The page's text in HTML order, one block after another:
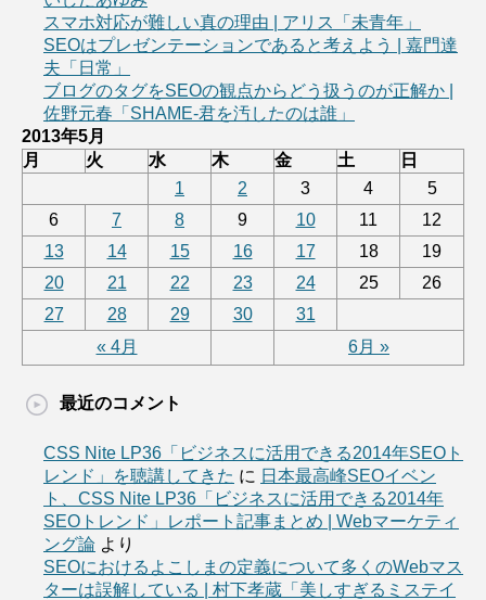
スマホ対応が難しい真の理由 | アリス「未青年」
SEOはプレゼンテーションであると考えよう | 嘉門達
夫「日常」
ブログのタグをSEOの観点からどう扱うのが正解か |
佐野元春「SHAME-君を汚したのは誰」
2013年5月
月
火 水 木 金 土 日
« 4月 6月 »
1 2 3 4
5
6
7 8 9 10 11
12
13
14 15 16 17 18
19
20
21 22 23 24 25
26
27
28 29 30 31
最近のコメント
CSS Nite LP36「ビジネスに活用できる2014年SEOト
レンド」を聴講してきた に 日本最高峰SEOイベン
ト、CSS Nite LP36「ビジネスに活用できる2014年
SEOトレンド」レポート記事まとめ | Webマーケティ
ング論 より
SEOにおけるよこしまの定義について多くのWebマス
ターは誤解している | 村下孝蔵「美しすぎるミステイ